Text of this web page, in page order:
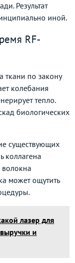
Результат
иной.
RF-
ткани по закону
колебания
тепло.
биологических
существующих
коллагена
волокна
может ощутить
лазер для
и